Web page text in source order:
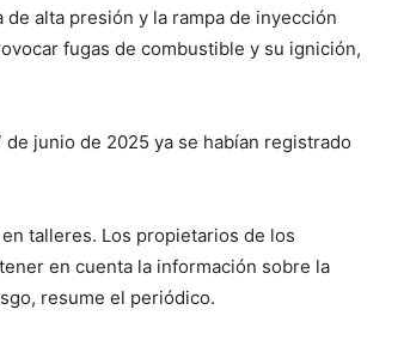
alta presión y la rampa de inyección
fugas de combustible y su ignición,
junio de 2025 ya se habían registrado
talleres. Los propietarios de los
en cuenta la información sobre la
resume el periódico.